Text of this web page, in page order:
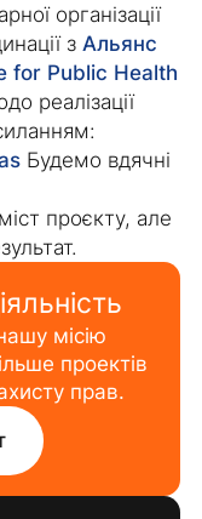
організації
з Альянс
for Public Health
реалізації
Будемо вдячні
проєкту, але
місію
проектів
прав.